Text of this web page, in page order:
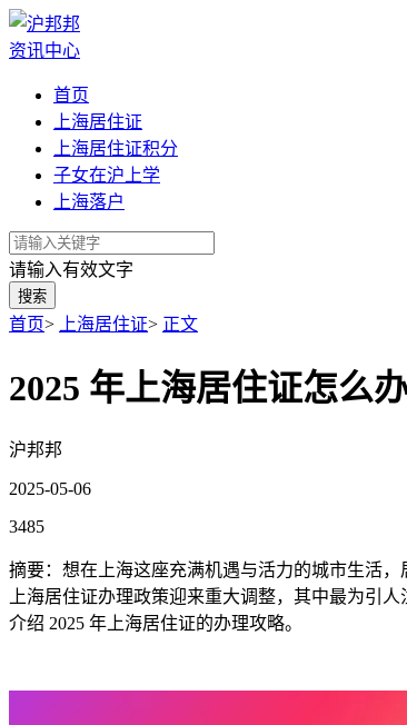
资讯中心
首页
上海居住证
上海居住证积分
子女在沪上学
上海落户
请输入有效文字
搜索
首页> 上海居住证> 正文
2025 年上海居住证怎么
沪邦邦
2025-05-06
3485
摘要：想在上海这座充满机遇与活力的城市生活
上海居住证办理政策迎来重大调整，其中最为引
介绍 2025 年上海居住证的办理攻略。